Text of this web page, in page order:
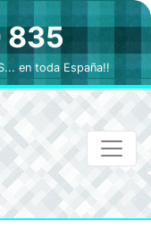
en toda España!!